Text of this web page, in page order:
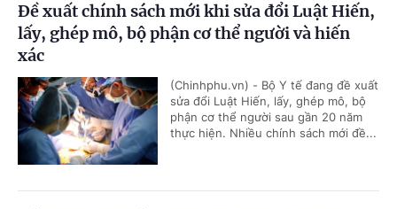
Đề xuất chính sách mới khi sửa đổi Luật Hiến,
lấy, ghép mô, bộ phận cơ thể người và hiến
xác
(Chinhphu.vn) - Bộ Y tế đang đề xuất
sửa đổi Luật Hiến, lấy, ghép mô, bộ
phận cơ thể người sau gần 20 năm
thực hiện. Nhiều chính sách mới đề...